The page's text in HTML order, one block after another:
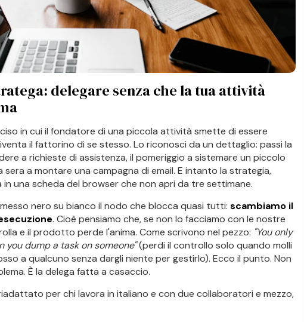
delegare senza che la tua attività
in cui il fondatore di una piccola attività smette di essere
il fattorino di se stesso. Lo riconosci da un dettaglio: passi la
a richieste di assistenza, il pomeriggio a sistemare un piccolo
a montare una campagna di email. E intanto la strategia,
in una scheda del browser che non apri da tre settimane.
nero su bianco il nodo che blocca quasi tutti: scambiamo il
. Cioè pensiamo che, se non lo facciamo con le nostre
e il prodotto perde l'anima. Come scrivono nel pezzo: "You only
you dump a task on someone"(perdi il controllo solo quando molli
a qualcuno senza dargli niente per gestirlo). Ecco il punto. Non
È la delega fatta a casaccio.
per chi lavora in italiano e con due collaboratori e mezzo,